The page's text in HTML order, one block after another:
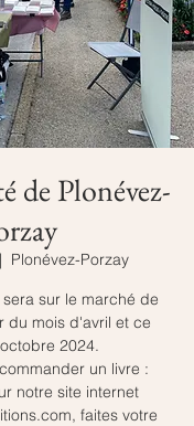
de Plonévez-
Plonévez-Porzay
sur le marché de
du mois d'avril et ce
2024.
un livre :
notre site internet
faites votre